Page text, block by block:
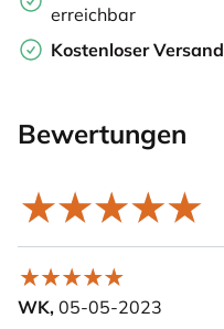
erreichbar
Kostenloser Versand
Bewertungen
WK, 05-05-2023